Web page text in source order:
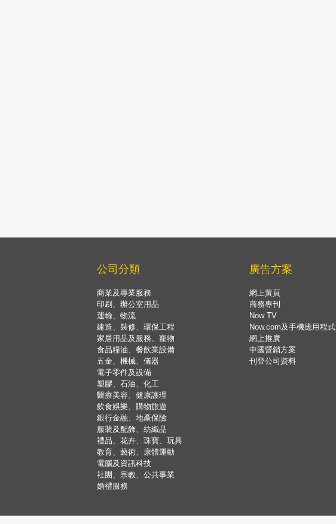
公司分類
商業及專業服務
印刷、辦公室用品
運輸、物流
建造、裝修、環保工程
家居用品及服務、寵物
食品糧油、餐飲業設備
五金、機械、儀器
電子零件及設備
塑膠、石油、化工
醫療美容、健康護理
飲食娛樂、購物旅遊
銀行金融、地產保險
服裝及配飾、紡織品
禮品、花卉、珠寶、玩具
教育、藝術、康體運動
電腦及資訊科技
社團、宗教、公共事業
婚禮服務
廣告方案
網上黃頁
商務專刊
Now TV
Now.com及手機應用程式
網上推廣
中國營銷方案
刊登公司資料